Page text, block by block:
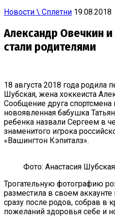
Новости \ Сплетни 19.08.2018
Александр Овечкин
стали родителями
18 августа 2018 года родила
Шубская, жена хоккеиста
Сообщение друга спортсмена
новоявленная бабушка
ребенка назвали Сергеем в
знаменитого игрока
«Вашингтон Кэпиталз».
Фото: Анастасия
Трогательную фотографию
разместила в своем
сразу после родов, собрав в
пожеланий здоровья себе и